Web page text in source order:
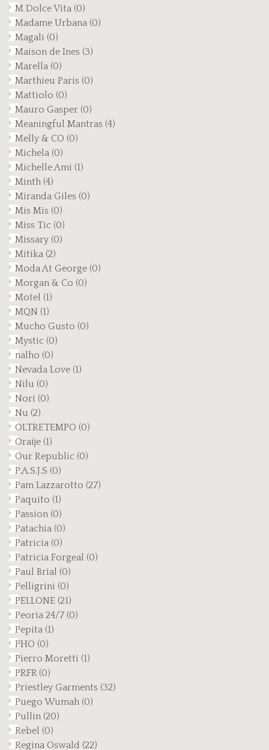
M Dolce Vita (0)
Madame Urbana (0)
Magali (0)
Maison de Ines (3)
Marella (0)
Marthieu Paris (0)
Mattiolo (0)
Mauro Gasper (0)
Meaningful Mantras (4)
Melly & CO (0)
Michela (0)
Michelle Ami (1)
Minth (4)
Miranda Giles (0)
Mis Mis (0)
Miss Tic (0)
Missary (0)
Mitika (2)
Moda At George (0)
Morgan & Co (0)
Motel (1)
MQN (1)
Mucho Gusto (0)
Mystic (0)
nalho (0)
Nevada Love (1)
Nilu (0)
Nori (0)
Nu (2)
OLTRETEMPO (0)
Oraije (1)
Our Republic (0)
P.A.S.J.S (0)
Pam Lazzarotto (27)
Paquito (1)
Passion (0)
Patachia (0)
Patricia (0)
Patricia Forgeal (0)
Paul Brial (0)
Pelligrini (0)
PELLONE (21)
Peoria 24/7 (0)
Pepita (1)
PHO (0)
Pierro Moretti (1)
PRFR(0)
Priestley Garments (32)
Puego Wumah (0)
Pullin (20)
Rebel (0)
Regina Oswald (22)